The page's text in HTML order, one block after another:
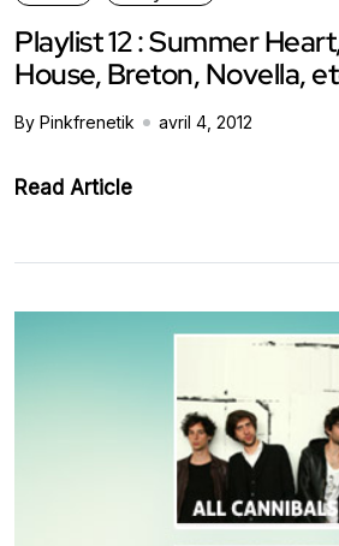
Playlist 12 : Summer
House, Breton, Novella,
By Pinkfrenetik avril 4, 2012
Read Article